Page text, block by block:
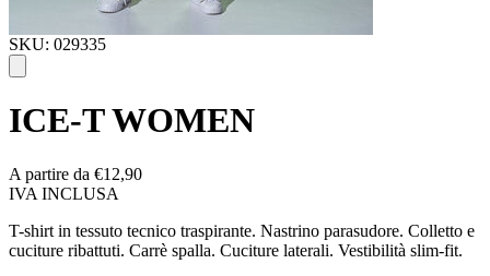
SKU: 029335
ICE-T WOMEN
A partire da €12,90
IVA INCLUSA
T-shirt in tessuto tecnico traspirante. Nastrino parasudore. Colletto e
cuciture ribattuti. Carrè spalla. Cuciture laterali. Vestibilità slim-fit.